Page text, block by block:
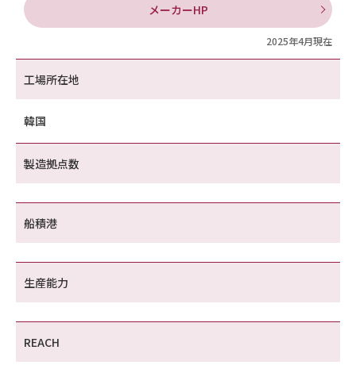
メーカーHP
2025年4月現在
工場所在地
韓国
製造拠点数
船積港
生産能力
REACH